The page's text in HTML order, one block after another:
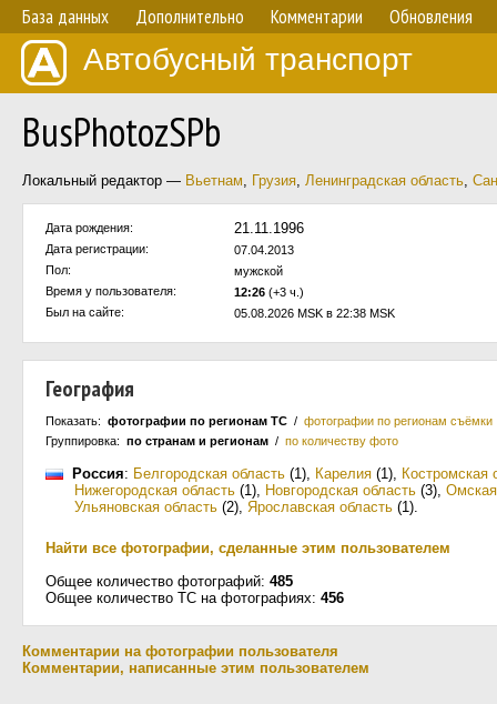
База данных Дополнительно Комментарии Обновления
Автобусный транспорт
BusPhotozSPb
Локальный редактор — Вьетнам, Грузия, Ленинградская область,
Дата рождения: 21.11.1996
Дата регистрации:
07.04.2013
Пол:
мужской
Время у пользователя:
12:26 (+3 ч.)
Был на сайте:
05.08.2026 MSK в 22:38 MSK
География
Показать: фотографии по регионам ТС / фотографии по регионам съёмки
Группировка: по странам и регионам / по количеству фото
Россия: Белгородская область (1), Карелия (1), Костромская
Нижегородская область (1), Новгородская область (3),
Ульяновская область (2), Ярославская область (1).
Найти все фотографии, сделанные этим пользователем
Общее количество фотографий: 485
Общее количество ТС на фотографиях: 456
Комментарии на фотографии пользователя
Комментарии, написанные этим пользователем